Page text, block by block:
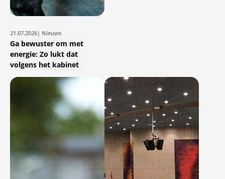
21.07.2026| Nieuws
Ga bewuster om met
energie: Zo lukt dat
volgens het kabinet